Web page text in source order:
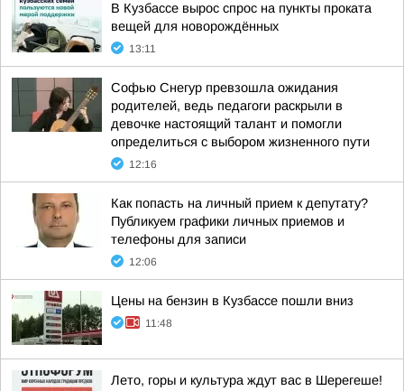
В Кузбассе вырос спрос на пункты проката
вещей для новорождённых
13:11
Софью Снегур превзошла ожидания
родителей, ведь педагоги раскрыли в
девочке настоящий талант и помогли
определиться с выбором жизненного пути
12:16
Как попасть на личный прием к депутату?
Публикуем графики личных приемов и
телефоны для записи
12:06
Цены на бензин в Кузбассе пошли вниз
11:48
Лето, горы и культура ждут вас в Шерегеше!